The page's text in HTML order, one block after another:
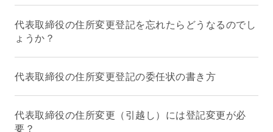
代表取締役の住所変更登記を忘れたらどうなるのでし
ょうか？
代表取締役の住所変更登記の委任状の書き方
代表取締役の住所変更（引越し）には登記変更が必
要？